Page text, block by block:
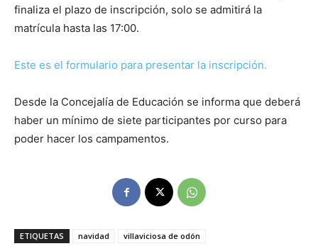
finaliza el plazo de inscripción, solo se admitirá la
matrícula hasta las 17:00.
Este es el formulario para presentar la inscripción.
Desde la Concejalía de Educación se informa que deberá
haber un mínimo de siete participantes por curso para
poder hacer los campamentos.
ETIQUETAS navidad villaviciosa de odón